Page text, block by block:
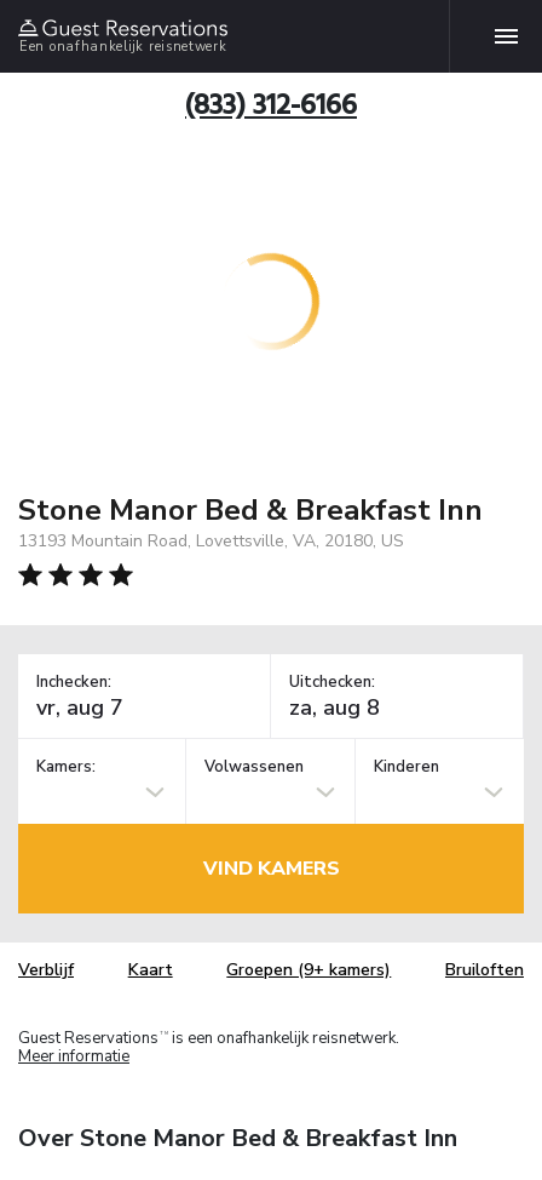
Een onafhankelijk reisnetwerk
(833) 312-6166
Stone Manor Bed & Breakfast Inn
13193 Mountain Road, Lovettsville, VA, 20180, US
Inchecken: Uitchecken:
Kamers: Volwassenen Kinderen
VIND KAMERS
Verblijf Kaart Groepen (9+ kamers) Bruiloften
Guest Reservations TM is een onafhankelijk reisnetwerk.
Meer informatie
Over Stone Manor Bed & Breakfast Inn